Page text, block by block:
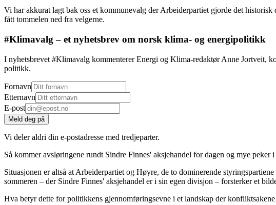
Vi har akkurat lagt bak oss et kommunevalg der Arbeiderpartiet gjorde det
fått tommelen ned fra velgerne.
#Klimavalg – et nyhetsbrev om norsk klima- og energipolitikk
I nyhetsbrevet #Klimavalg kommenterer Energi og Klima-redaktør Anne Jortveit,
politikk.
Fornavn
Etternavn
E-post
Meld deg på
Vi deler aldri din e-postadresse med tredjeparter.
Så kommer avsløringene rundt Sindre Finnes' aksjehandel for dagen og mye
Situasjonen er altså at Arbeiderpartiet og Høyre, de to dominerende
sommeren – der Sindre Finnes' aksjehandel er i sin egen divisjon – forsterker et
Hva betyr dette for politikkens gjennomføringsevne i et landskap der